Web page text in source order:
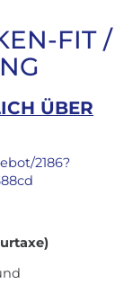
FIT /
ÜBER G
2186?